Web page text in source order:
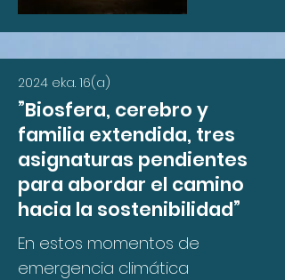
2024 eka. 16(a)
”Biosfera, cerebro y
familia extendida, tres
asignaturas pendientes
para abordar el camino
hacia la sostenibilidad”
En estos momentos de
emergencia climática